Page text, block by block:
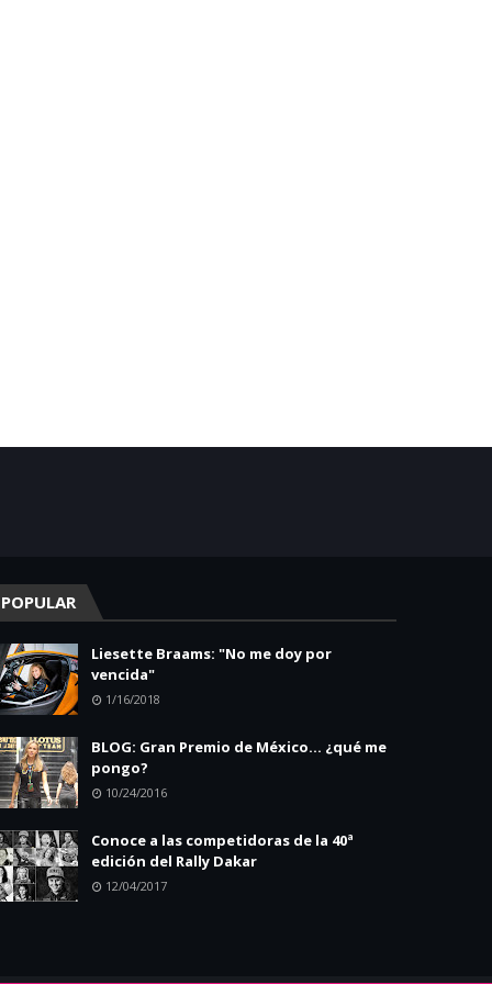
POPULAR
Liesette Braams: "No me doy por
vencida"
1/16/2018
BLOG: Gran Premio de México... ¿qué me
pongo?
10/24/2016
Conoce a las competidoras de la 40ª
edición del Rally Dakar
12/04/2017